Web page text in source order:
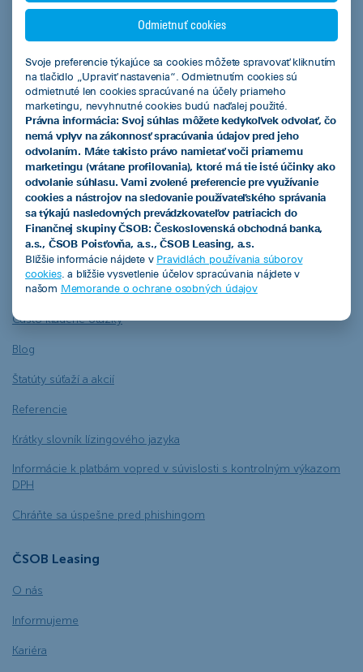
Regióny
Kalkulačky
Leasingová kalkulačka
Kalkulačka úspor s elektromobilom
Overenie predschváleného limitu financovania pre podnikateľov
Užitočné informácie
Dokumenty na stiahnutie
Často kladené otázky
Blog
Štatúty súťaží a akcií
Referencie
Krátky slovník lízingového jazyka
Informácie k platbám vopred v súvislosti s kontrolným výkazom
DPH
Chráňte sa úspešne pred phishingom
ČSOB Leasing
O nás
Informujeme
Kariéra
Odmietnuť cookies
Svoje preferencie týkajúce sa cookies môžete spravovať kliknutím
na tlačidlo „Upraviť nastavenia“. Odmietnutím cookies sú
odmietnuté len cookies spracúvané na účely priameho
marketingu, nevyhnutné cookies budú naďalej použité.
Právna informácia: Svoj súhlas môžete kedykoľvek odvolať, čo
nemá vplyv na zákonnosť spracúvania údajov pred jeho
odvolaním. Máte takisto právo namietať voči priamemu
marketingu (vrátane profilovania), ktoré má tie isté účinky ako
odvolanie súhlasu. Vami zvolené preferencie pre využívanie
cookies a nástrojov na sledovanie používateľského správania
sa týkajú nasledovných prevádzkovateľov patriacich do
Finančnej skupiny ČSOB: Československá obchodná banka,
a.s., ČSOB Poisťovňa, a.s., ČSOB Leasing, a.s.
Bližšie informácie nájdete v Pravidlách používania súborov
cookies. a bližšie vysvetlenie účelov spracúvania nájdete v
našom Memorande o ochrane osobných údajov